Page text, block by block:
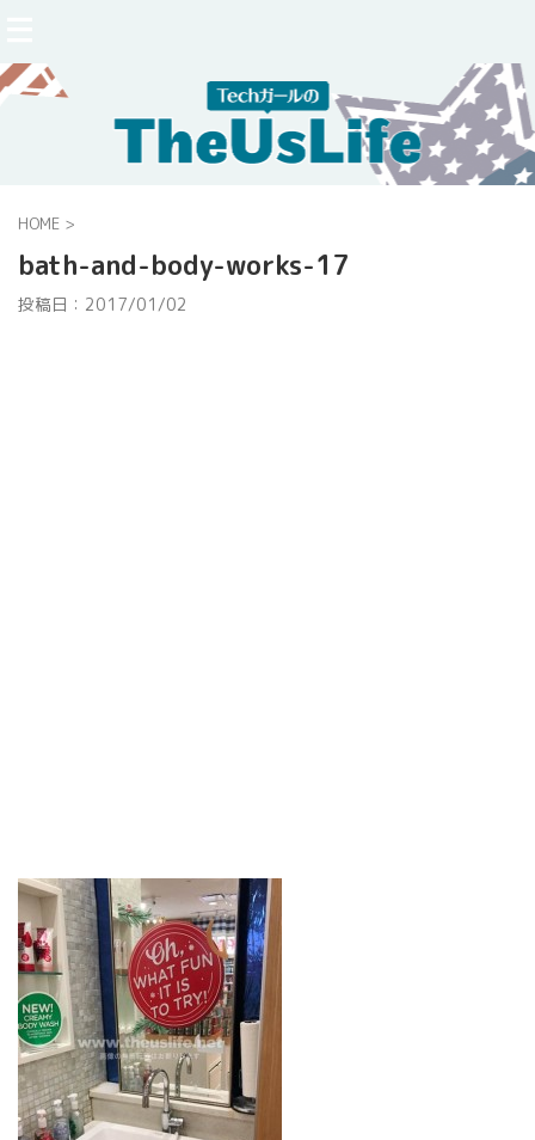
HOME >
bath-and-body-works-17
投稿日： 2017/01/02